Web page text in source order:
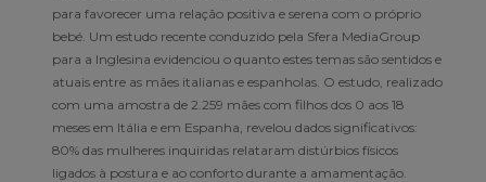
para favorecer uma relação positiva e serena com o próprio
bebé. Um estudo recente conduzido pela Sfera MediaGroup
para a Inglesina evidenciou o quanto estes temas são sentidos e
atuais entre as mães italianas e espanholas. O estudo, realizado
com uma amostra de 2.259 mães com filhos dos 0 aos 18
meses em Itália e em Espanha, revelou dados significativos:
80% das mulheres inquiridas relataram distúrbios físicos
ligados à postura e ao conforto durante a amamentação.